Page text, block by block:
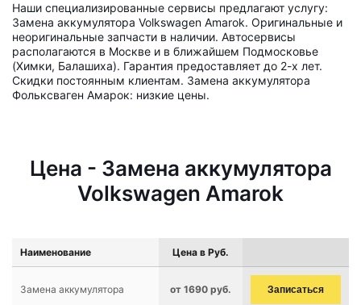
Наши специализированные сервисы предлагают услугу:
Замена аккумулятора Volkswagen Amarok. Оригинальные и
неоригинальные запчасти в наличии. Автосервисы
располагаются в Москве и в ближайшем Подмосковье
(Химки, Балашиха). Гарантия предоставляет до 2-х лет.
Скидки постоянным клиентам. Замена аккумулятора
Фольксваген Амарок: низкие цены.
Цена - Замена аккумулятора
Volkswagen Amarok
Наименование Цена в Руб.
Замена аккумулятора от 1690 руб. Записаться